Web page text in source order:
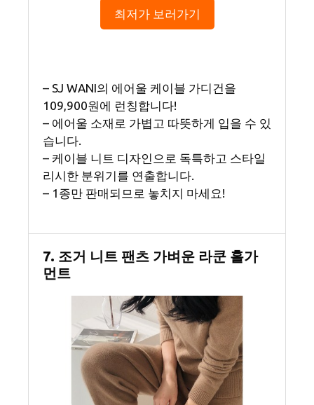
최저가 보러가기
– SJ WANI의 에어울 케이블 가디건을
109,900원에 런칭합니다!
– 에어울 소재로 가볍고 따뜻하게 입을 수 있
습니다.
– 케이블 니트 디자인으로 독특하고 스타일
리시한 분위기를 연출합니다.
– 1종만 판매되므로 놓치지 마세요!
7. 조거 니트 팬츠 가벼운 라쿤 홀가
먼트